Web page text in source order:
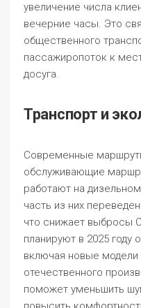
увеличение числа
вечерние часы. Это
общественного
пассажиропоток к
досуга.
Транспорт и
Современные
обслуживающие
работают на
часть из них
что снижает выбросы
планируют в 2025 году
включая новые модели
отечественного
поможет уменьшить